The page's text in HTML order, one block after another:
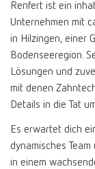
Renfert ist ein
Unternehmen mit
in Hilzingen, einer
Bodenseeregion.
Lösungen und
mit denen
Details in die Tat
Es erwartet dich
dynamisches
in einem